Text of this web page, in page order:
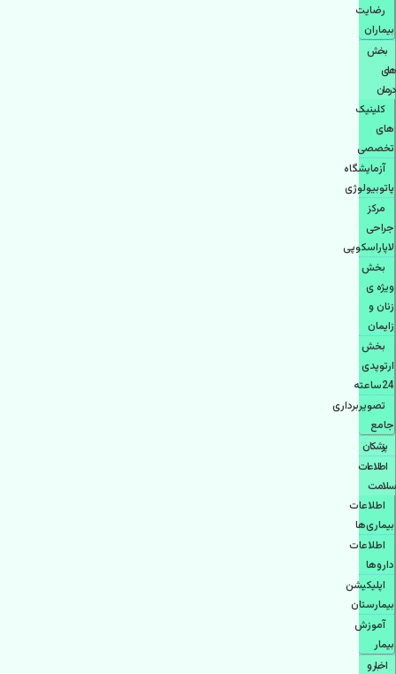
رضایت
بیماران
بخش
های
درمان
کلینیک
های
تخصصی
آزمایشگاه
پاتوبیولوژی
مرکز
جراحی
لاپاراسکوپی
بخش
ویژه ی
زنان و
زایمان
بخش
ارتوپدی
24ساعته
تصویربرداری
جامع
پزشكان
اطلاعات
سلامت
اطلاعات
بیماری‌ها
اطلاعات
دارو‌ها
اپليكيشن
بيمارستان
آموزش
بیمار
اخبار و